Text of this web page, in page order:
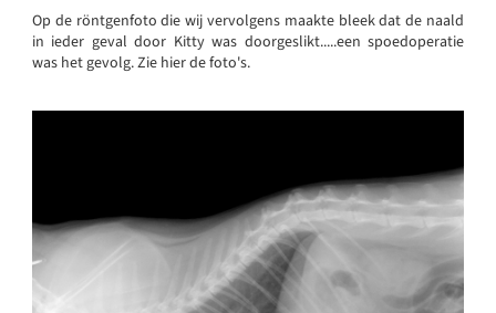
Op de röntgenfoto die wij vervolgens maakte bleek dat de naald
in ieder geval door Kitty was doorgeslikt.....een spoedoperatie
was het gevolg. Zie hier de foto's.